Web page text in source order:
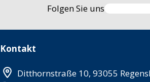
Folgen Sie uns
Kontakt
Ditthornstraße 10, 93055